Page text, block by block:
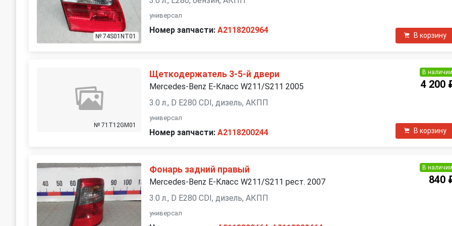
№ 74S01NT01
универсал
Номер запчасти: A2118202964
В корзину
№ 71T12GM01
Щеткодержатель 3-5-й двери
Mercedes-Benz E-Класс W211/S211 2005
3.0 л., D E280 CDI, дизель, АКПП
универсал
Номер запчасти: A2118200244
В наличии
4 200
В корзину
Фонарь задний правый
Mercedes-Benz E-Класс W211/S211 рест. 2007
3.0 л., D E280 CDI, дизель, АКПП
универсал
В наличии
840